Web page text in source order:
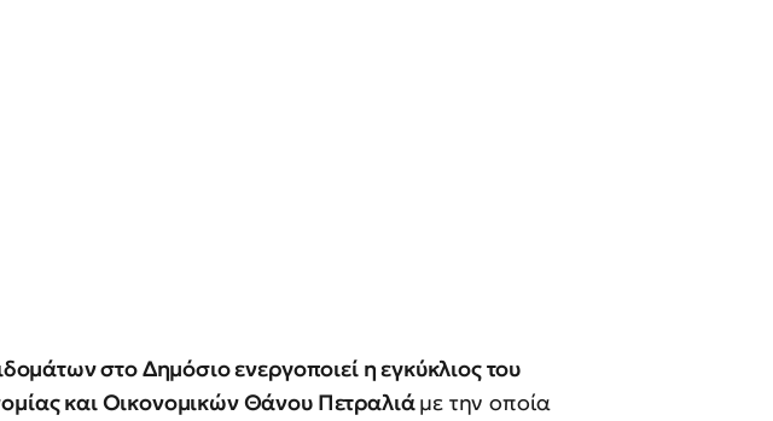
στο Δημόσιο ενεργοποιεί η εγκύκλιος του
και Οικονομικών Θάνου Πετραλιάμε την οποία